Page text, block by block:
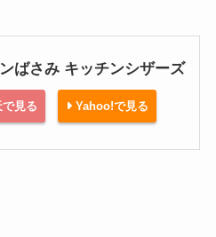
ばさみ キッチンシザーズ
見る Yahoo!で見る